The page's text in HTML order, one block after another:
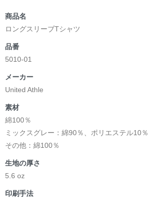
商品名
ロングスリーブTシャツ
品番
5010-01
メーカー
United Athle
素材
綿100％
ミックスグレー：綿90％、ポリエステル10％
その他：綿100％
生地の厚さ
5.6 oz
印刷手法